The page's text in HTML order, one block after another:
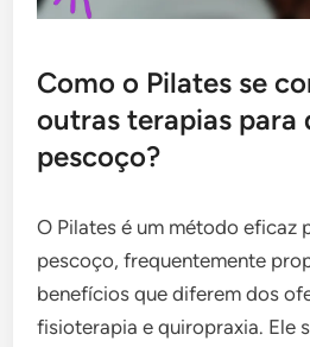
Como o Pilates se
outras terapias para
pescoço?
O Pilates é um método eficaz
pescoço, frequentemente
benefícios que diferem dos
fisioterapia e quiropraxia. Ele